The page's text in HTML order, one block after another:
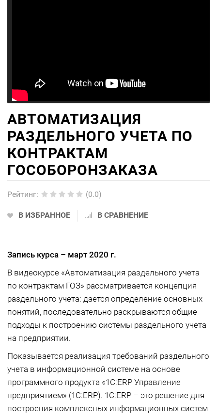
АВТОМАТИЗАЦИЯ
РАЗДЕЛЬНОГО УЧЕТА ПО
КОНТРАКТАМ
ГОСОБОРОНЗАКАЗА
Рейтинг: (0.0)
В ИЗБРАННОЕ В СРАВНЕНИЕ
Запись курса – март 2020 г.
В видеокурсе «Автоматизация раздельного учета
по контрактам ГОЗ» рассматривается концепция
раздельного учета: дается определение основных
понятий, последовательно раскрываются общие
подходы к построению системы раздельного учета
на предприятии.
Показывается реализация требований раздельного
учета в информационной системе на основе
программного продукта «1С:ERP Управление
предприятием» (1C:ERP). 1С:ERP – это решение для
построения комплексных информационных систем